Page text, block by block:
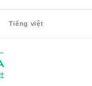
Tiếng việt